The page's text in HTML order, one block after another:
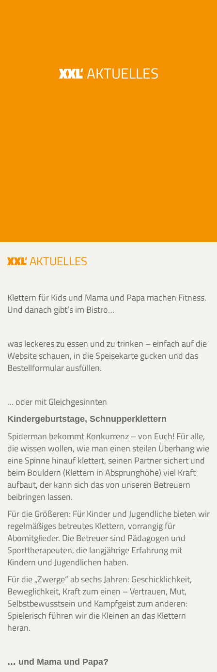
XXL
'AKTUELLES
XXL
'AKTUELLES
Klettern für Kids und Mama und Papa machen Fitness.
Und danach gibt’s im Bistro…
was leckeres zu essen und zu trinken – einfach auf die
Website schauen, in die Speisekarte gucken und das
Bestellformular ausfüllen.
… oder mit Gleichgesinnten
Kindergeburtstage, Schnupperklettern
Spiderman bekommt Konkurrenz – von Euch! Für alle,
die wissen wollen, wie man einen steilen Überhang wie
eine Spinne hinauf klettert, seinen Partner sichert und
beim Bouldern (Klettern in Absprunghöhe) viel Kraft
aufbaut, der kann sich das von unseren Betreuern
beibringen lassen.
Für die Größeren: Für Kinder und Jugendliche bieten wir
regelmäßiges betreutes Klettern, vorrangig für
Abomitglieder. Die Betreuer sind Pädagogen und
Sporttherapeuten, die langjährige Erfahrung mit
Kindern und Jugendlichen haben.
Für die „Zwerge“ ab sechs Jahren: Geschicklichkeit,
Beweglichkeit, Kraft zum einen – Vertrauen, Mut,
Selbstbewusstsein und Kampfgeist zum anderen:
Spielerisch führen wir die Kleinen an das Klettern
heran.
… und Mama und Papa?